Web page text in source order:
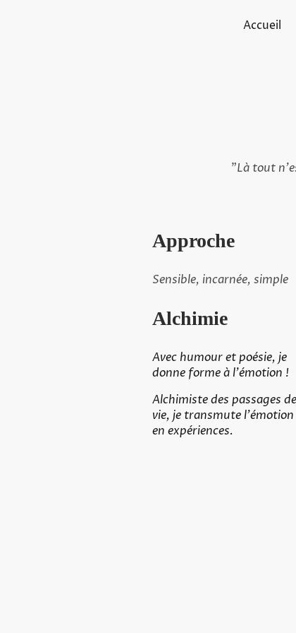
Accueil
"Là tout
Approche
Sensible, incarnée, simple
Alchimie
Avec humour et poésie, je
donne forme à l'émotion !
Alchimiste des passages de
vie, je transmute l'émotion
en expériences.